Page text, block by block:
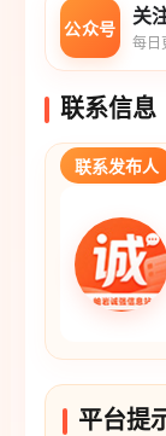
公众号
关
每日
联系信息
联系发布人
平台提